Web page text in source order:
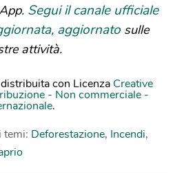
Segui il canale ufficiale
aggiornato sulle
attività.
con Licenza Creative
- Non commerciale -
.
temi: Deforestazione, Incendi,